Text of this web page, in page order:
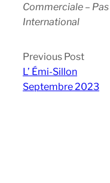
Commerciale –
International
Previous Post
L’ Émi-Sillon
Septembre 2023